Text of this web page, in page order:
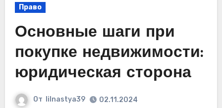
Право
Основные шаги при
покупке недвижимости:
юридическая сторона
От lilnastya39 02.11.2024